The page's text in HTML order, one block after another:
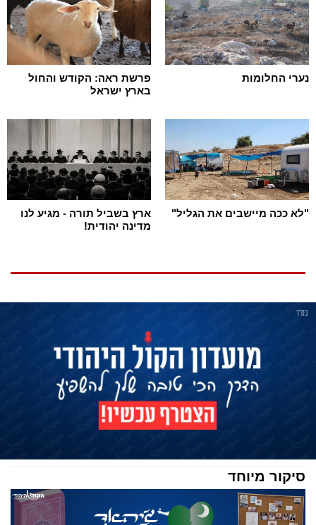
נערי החלומות
פרשת ראה: הקודש והחול
בארץ ישראל
"לא ככה מיישבים את הגליל"
ארץ בשביל תורה - מגיע לנו
מדינה יהודית!
סיקור מיוחד